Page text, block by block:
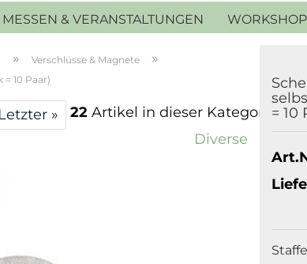
MESSEN & VERANSTALTUNGEN
» Verschlüsse & Magnete »
10 Paar)
Letzter » 22 Artikel in dieser Kategorie
Diverse
= 10